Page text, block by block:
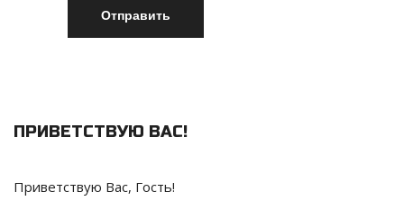
Отправить
ПРИВЕТСТВУЮ ВАС!
Приветствую Вас, Гость!